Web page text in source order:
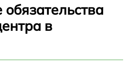
в